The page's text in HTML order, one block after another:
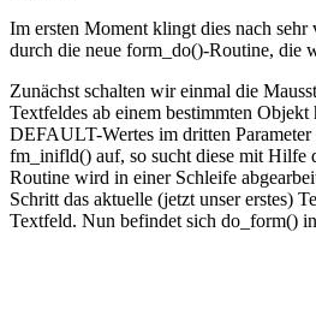
Im ersten Moment klingt dies nach
durch die neue form_do()-Routine, die
Zunächst schalten wir einmal die
Textfeldes ab einem bestimmten
DEFAULT-Wertes im dritten
fm_inifld() auf, so sucht diese mit Hilfe
Routine wird in einer Schleife
Schritt das aktuelle (jetzt unser erstes)
Textfeld. Nun befindet sich do_form()